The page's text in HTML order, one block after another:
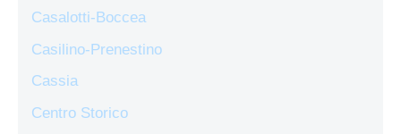
Casalotti-Boccea
Casilino-Prenestino
Cassia
Centro Storico